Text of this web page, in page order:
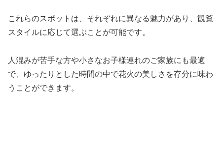
これらのスポットは、それぞれに異なる魅力があり、観覧
スタイルに応じて選ぶことが可能です。
人混みが苦手な方や小さなお子様連れのご家族にも最適
で、ゆったりとした時間の中で花火の美しさを存分に味わ
うことができます。